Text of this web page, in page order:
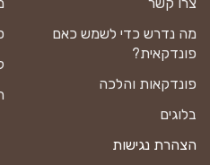
מה נדרש כדי לשמש כאם
פונדקאית?
פונדקאות והלכה
בלוגים
הצהרת נגישות